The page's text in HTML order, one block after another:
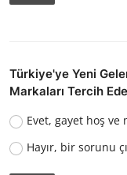
Türkiye'ye Yeni
Markaları Tercih
Evet, gayet hoş ve
Hayır, bir sorunu